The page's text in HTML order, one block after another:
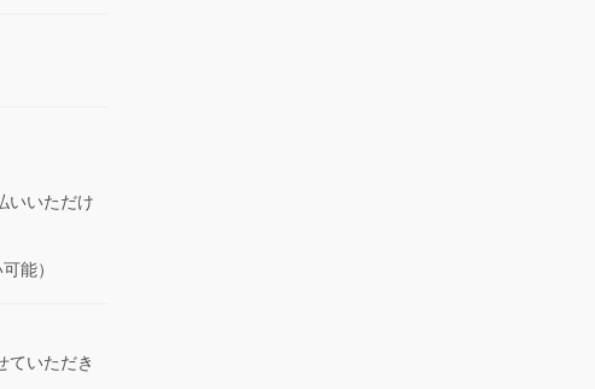
いいただけ
能）
ていただき